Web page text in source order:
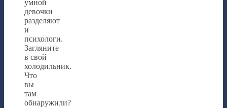
умной
девочки
разделяют
и
психологи.
Загляните
в свой
холодильник.
Что
вы
там
обнаружили?